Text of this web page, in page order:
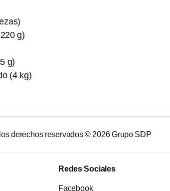
g)
g)
(4 kg)
derechos reservados © 2026Grupo SDP
Redes Sociales
Facebook